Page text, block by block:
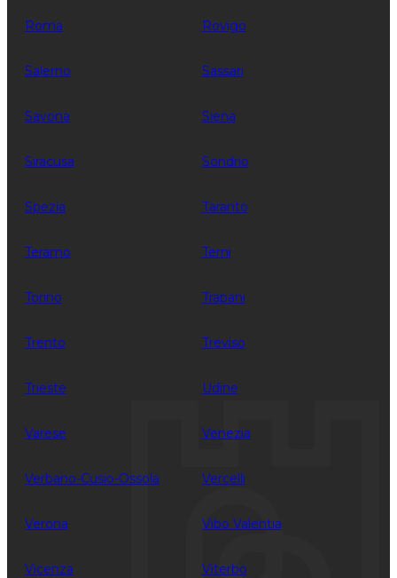
Roma Rovigo
Salerno Sassari
Savona Siena
Siracusa Sondrio
Spezia Taranto
Teramo Terni
Torino Trapani
Trento Treviso
Trieste Udine
Varese Venezia
Verbano-Cusio-Ossola Vercelli
Verona Vibo Valentia
Vicenza Viterbo